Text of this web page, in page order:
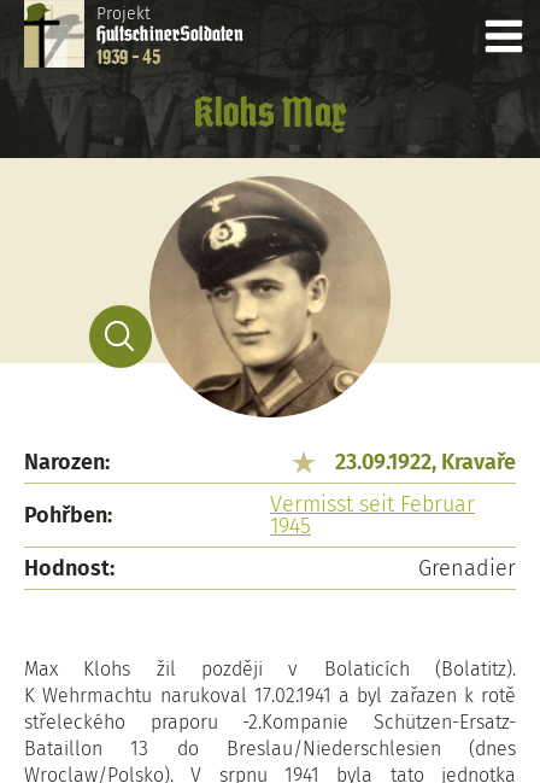
Projekt
HultschinerSoldaten
1939 - 45
Klohs Max
Narozen:
23.09.1922, Kravaře
Pohřben:
Vermisst seit Februar
1945
Hodnost:
Grenadier
Max Klohs žil později v Bolaticích (Bolatitz).
K Wehrmachtu narukoval 17.02.1941 a byl zařazen k rotě
střeleckého praporu -2.Kompanie Schützen-Ersatz-
Bataillon 13 do Breslau/Niederschlesien (dnes
Wroclaw/Polsko). V srpnu 1941 byla tato jednotka